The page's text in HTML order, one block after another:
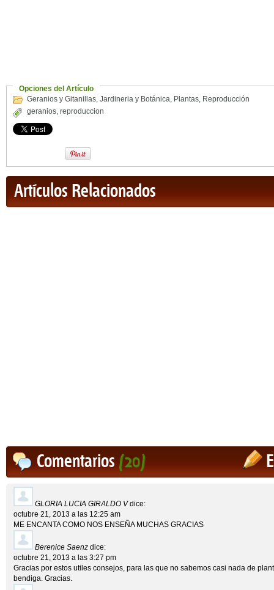
Opciones del Artículo
Geranios y Gitanillas, Jardineria y Botánica, Plantas, Reproducción
geranios, reproduccion
Artículos Relacionados
Comentarios(20)
GLORIA LUCIA GIRALDO V dice:
octubre 21, 2013 a las 12:25 am
ME ENCANTA COMO NOS ENSEÑA MUCHAS GRACIAS
Berenice Saenz dice:
octubre 21, 2013 a las 3:27 pm
Gracias por estos utiles consejos, para las que no sabemos casi nada de
bendiga. Gracias.